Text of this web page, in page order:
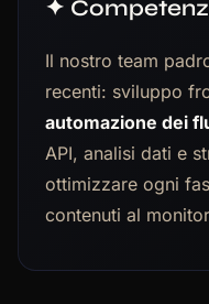
✦
Il nostro team
recenti: sviluppo
automazione dei
API, analisi dati e
ottimizzare ogni
contenuti al